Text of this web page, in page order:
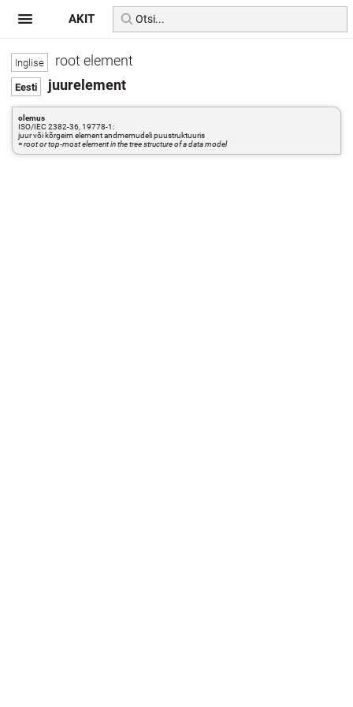
root element
juurelement
olemus
ISO/IEC 2382-36, 19778-1:
juur või kõrgeim element andmemudeli puustruktuuris
=root or top-most element in the tree structure of a data model
AKIT